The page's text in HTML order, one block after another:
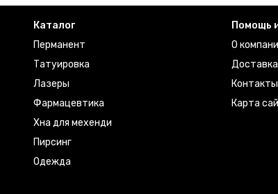
Каталог
Перманент
Татуировка
Лазеры
Фармацевтика
Хна для мехенди
Пирсинг
Одежда
Помощь
О
Контакты
Карта